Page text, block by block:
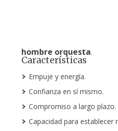
hombre orquesta.
Características
Empuje y energía.
Confianza en sí mismo.
Compromiso a largo plazo.
Capacidad para establecer